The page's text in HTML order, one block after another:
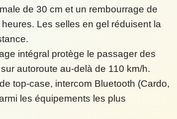
de 30 cm et un rembourrage de
Les selles en gel réduisent la
intégral protège le passager des
autoroute au-delà de 110 km/h.
top-case, intercom Bluetooth (Cardo,
les équipements les plus